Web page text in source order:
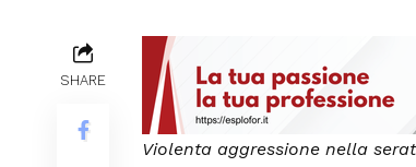
SHARE
Violenta aggressione nella